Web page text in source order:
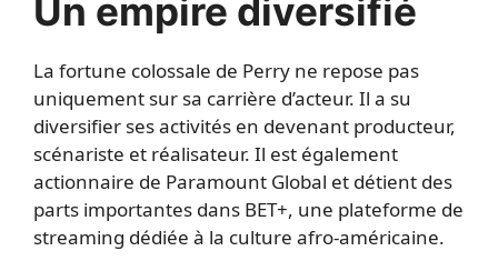
Un empire diversifié
La fortune colossale de Perry ne repose pas
uniquement sur sa carrière d’acteur. Il a su
diversifier ses activités en devenant producteur,
scénariste et réalisateur. Il est également
actionnaire de Paramount Global et détient des
parts importantes dans BET+, une plateforme de
streaming dédiée à la culture afro-américaine.